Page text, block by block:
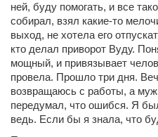
ней, буду помогать, и все
собирал, взял какие-то
выход, не хотела его
кто делал приворот Вуду.
мощный, и привязывает
провела. Прошло три дня.
возвращаюсь с работы, а
передумал, что ошибся. Я
ведь. Если бы я знала, что